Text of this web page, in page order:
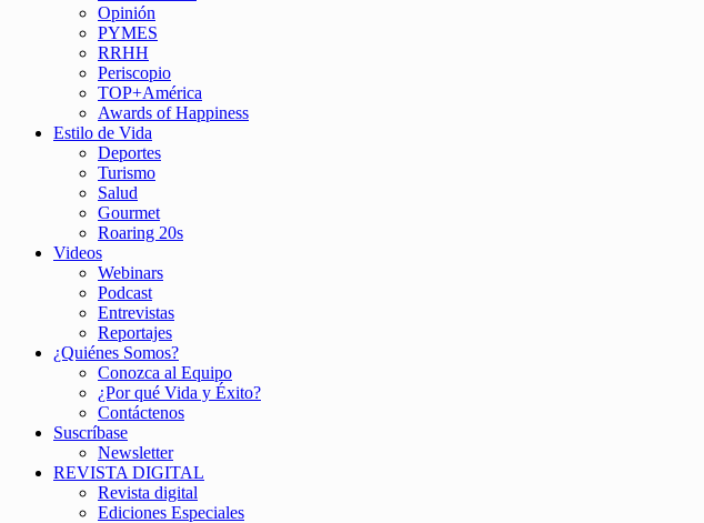
Opinión
PYMES
RRHH
Periscopio
TOP+América
Awards of Happiness
Estilo de Vida
Deportes
Turismo
Salud
Gourmet
Roaring 20s
Videos
Webinars
Podcast
Entrevistas
Reportajes
¿Quiénes Somos?
Conozca al Equipo
¿Por qué Vida y Éxito?
Contáctenos
Suscríbase
Newsletter
REVISTA DIGITAL
Revista digital
Ediciones Especiales